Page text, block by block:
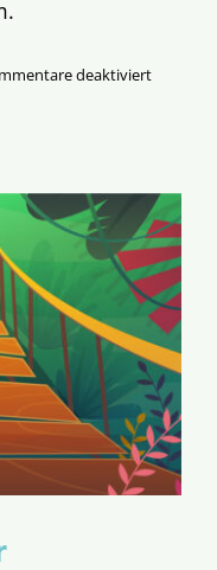
deaktiviertfür
ist
aus.
Was
nun?